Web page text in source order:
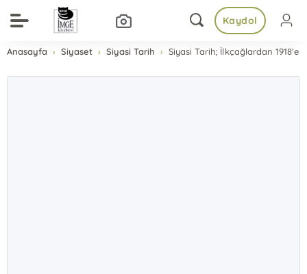
Kaydol
Anasayfa Siyaset Siyasi Tarih Siyasi Tarih; İlkçağlardan 1918'e